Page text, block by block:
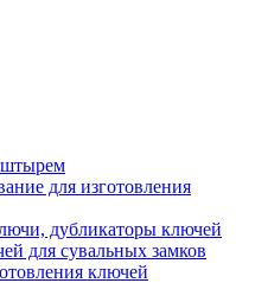
штырем
для изготовления
дубликаторы ключей
для сувальных замков
ключей